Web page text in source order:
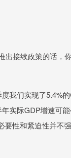
出接续政策的话，
我们实现了5.4%
实际GDP增速可
性和紧迫性并不